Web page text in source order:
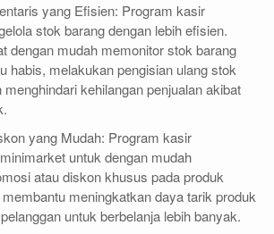
yang Efisien: Program kasir
stok barang dengan lebih efisien.
dengan mudah memonitor stok barang
habis, melakukan pengisian ulang stok
kehilangan penjualan akibat
yang Mudah: Program kasir
untuk dengan mudah
atau diskon khusus pada produk
meningkatkan daya tarik produk
untuk berbelanja lebih banyak.